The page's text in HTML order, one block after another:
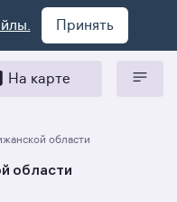
Принять
На карте
области
области